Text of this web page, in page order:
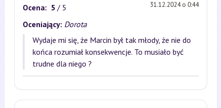
Ocena: 5 / 5 31.12.2024 o 0:44
Oceniający: Dorota
Wydaje mi się, że Marcin był tak młody, że nie do
końca rozumiał konsekwencje. To musiało być
trudne dla niego ?